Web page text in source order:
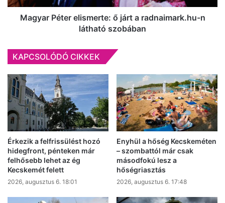
látható
szobában
Magyar Péter elismerte: ő járt a radnaimark.hu-n
látható szobában
KAPCSOLÓDÓ CIKKEK
Érkezik a felfrissülést hozó
hidegfront, pénteken már
felhősebb lehet az ég
Kecskemét felett
2026, augusztus 6. 18:01
Enyhül a hőség Kecskeméten
– szombattól már csak
másodfokú lesz a
hőségriasztás
2026, augusztus 6. 17:48